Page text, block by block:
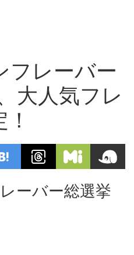
フレーバー
大人気フレ
ーバー総選挙